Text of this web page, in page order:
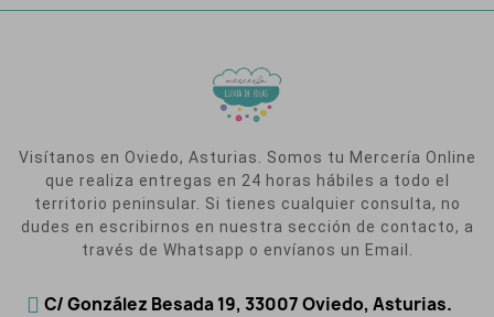
Visítanos en Oviedo, Asturias. Somos tu Mercería Online
que realiza entregas en 24 horas hábiles a todo el
territorio peninsular. Si tienes cualquier consulta, no
dudes en escribirnos en nuestra sección de contacto, a
través de Whatsapp o envíanos un Email.
C/ González Besada 19, 33007 Oviedo, Asturias.